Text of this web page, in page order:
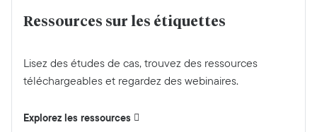
Ressources sur les étiquettes
Lisez des études de cas, trouvez des ressources
téléchargeables et regardez des webinaires.
Explorez les ressources